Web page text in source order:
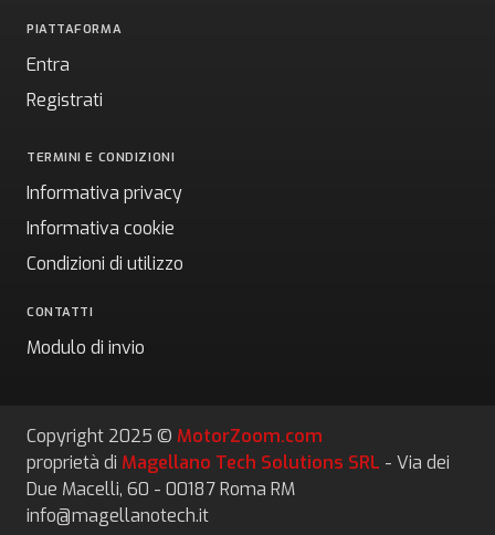
PIATTAFORMA
Entra
Registrati
TERMINI E CONDIZIONI
Informativa privacy
Informativa cookie
Condizioni di utilizzo
CONTATTI
Modulo di invio
Copyright 2025 © MotorZoom.com
proprietà di Magellano Tech Solutions SRL - Via dei
Due Macelli, 60 - 00187 Roma RM
info@magellanotech.it